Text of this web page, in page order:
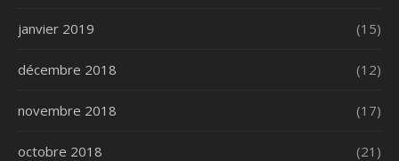
janvier 2019 (15)
décembre 2018 (12)
novembre 2018 (17)
octobre 2018 (21)